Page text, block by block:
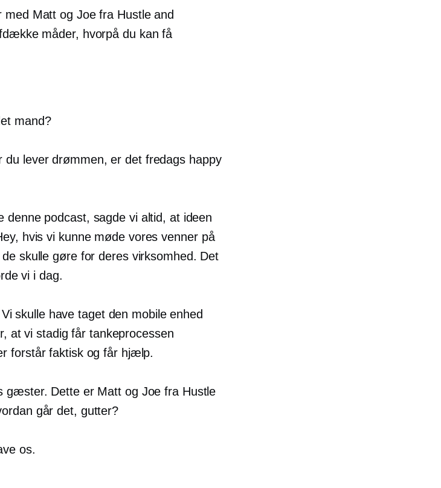
Matt og Joe fra Hustle and
måder, hvorpå du kan få
mand?
du lever drømmen, er det fredags happy
denne podcast, sagde vi altid, at ideen
hvis vi kunne møde vores venner på
skulle gøre for deres virksomhed. Det
vi i dag.
skulle have taget den mobile enhed
at vi stadig får tankeprocessen
forstår faktisk og får hjælp.
gæster. Dette er Matt og Joe fra Hustle
går det, gutter?
os.